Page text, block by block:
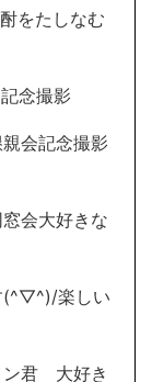
をたしなむ
念撮影
会記念撮影
会大好きな
(^▽^)/楽しい
ン君 大好き